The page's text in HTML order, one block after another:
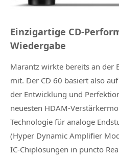
Einzigartige CD-
Wiedergabe
Marantz wirkte bereits an der
mit. Der CD 60 basiert also
der Entwicklung und
neuesten HDAM-
Technologie für analoge
(Hyper Dynamic Amplifier
IC-Chiplösungen in puncto